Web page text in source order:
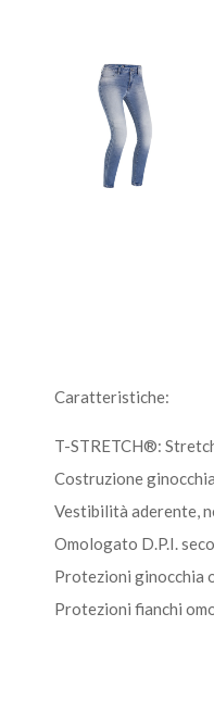
Caratteristiche:
T-STRETCH®:
Costruzione
Vestibilità aderente,
Omologato D.P.I.
Protezioni ginocchia
Protezioni fianchi